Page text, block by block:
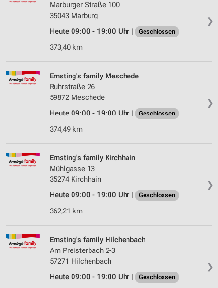
❯
Marburger Straße 100
35043 Marburg
Heute 09:00 - 19:00 Uhr |
Geschlossen
373,40 km
❯
Ernsting's family Meschede
Ruhrstraße 26
59872 Meschede
Heute 09:00 - 19:00 Uhr |
Geschlossen
374,49 km
❯
Ernsting's family Kirchhain
Mühlgasse 13
35274 Kirchhain
Heute 09:00 - 19:00 Uhr |
Geschlossen
362,21 km
❯
Ernsting's family Hilchenbach
Am Preisterbach 2-3
57271 Hilchenbach
Heute 09:00 - 19:00 Uhr |
Geschlossen